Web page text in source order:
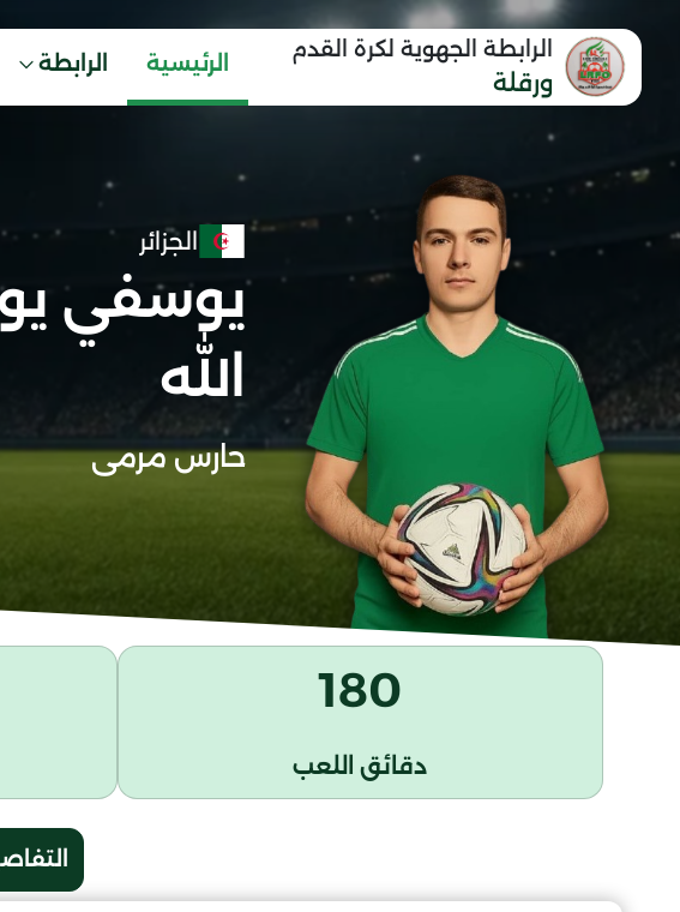
الرابطة الجهوية لكرة القدم
ورقلة
الرئيسية الرابطة
الجزائر
يوسفي
الله
حارس مرمى
180
دقائق اللعب